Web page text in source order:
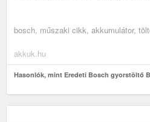
bosch, műszaki cikk, akkumulátor,
akkuk.hu
Hasonlók, mint Eredeti Bosch gyorstöltő